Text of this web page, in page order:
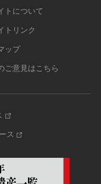
トについて
トリンク
ップ
ご意見はこちら
ス